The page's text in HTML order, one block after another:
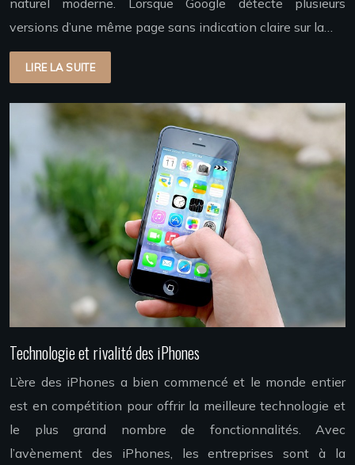
versions d’une même page sans indication claire sur la…
LIRE LA SUITE
Technologie et rivalité des iPhones
L’ère des iPhones a bien commencé et le monde entier
est en compétition pour offrir la meilleure technologie et
le plus grand nombre de fonctionnalités. Avec
l’avènement des iPhones, les entreprises sont à la